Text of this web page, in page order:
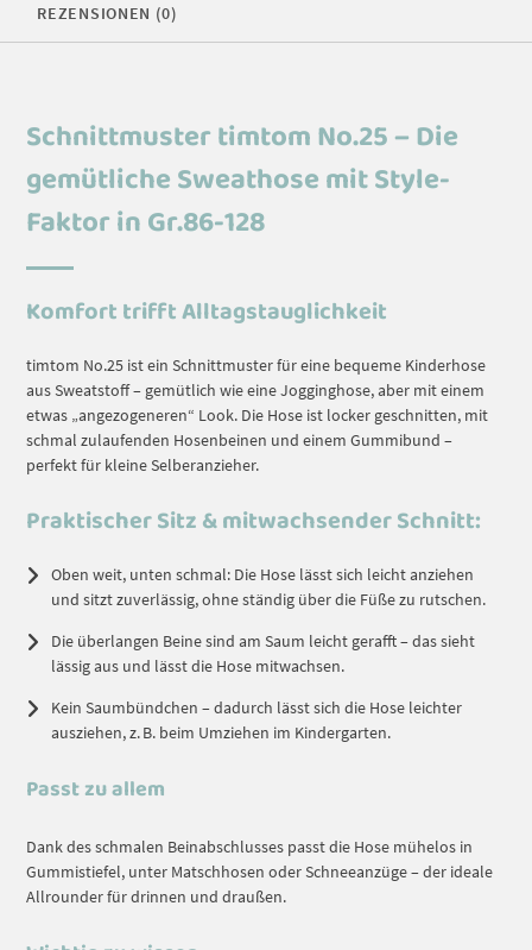
REZENSIONEN (0)
Schnittmuster timtom No.25 – Die
gemütliche Sweathose mit Style-
Faktor in Gr.86-128
Komfort trifft Alltagstauglichkeit
timtom No.25 ist ein Schnittmuster für eine bequeme Kinderhose
aus Sweatstoff – gemütlich wie eine Jogginghose, aber mit einem
etwas „angezogeneren“ Look. Die Hose ist locker geschnitten, mit
schmal zulaufenden Hosenbeinen und einem Gummibund –
perfekt für kleine Selberanzieher.
Praktischer Sitz & mitwachsender Schnitt:
Oben weit, unten schmal: Die Hose lässt sich leicht anziehen
und sitzt zuverlässig, ohne ständig über die Füße zu rutschen.
Die überlangen Beine sind am Saum leicht gerafft – das sieht
lässig aus und lässt die Hose mitwachsen.
Kein Saumbündchen – dadurch lässt sich die Hose leichter
ausziehen, z. B. beim Umziehen im Kindergarten.
Passt zu allem
Dank des schmalen Beinabschlusses passt die Hose mühelos in
Gummistiefel, unter Matschhosen oder Schneeanzüge – der ideale
Allrounder für drinnen und draußen.